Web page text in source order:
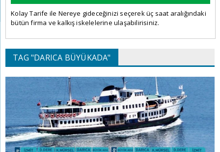
Kolay Tarife ile Nereye gideceğinizi seçerek üç saat aralığındaki
bütün firma ve kalkış iskelelerine ulaşabilirisiniz.
TAG "DARICA BÜYÜKADA"